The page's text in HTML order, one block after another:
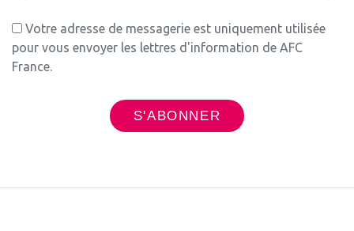
Votre adresse de messagerie est uniquement utilisée
pour vous envoyer les lettres d'information de AFC
France.